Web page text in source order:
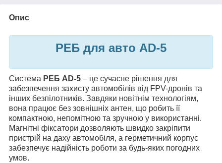
Опис
РЕБ для авто AD-5
Система РЕБ AD-5 – це сучасне рішення для
забезпечення захисту автомобілів від FPV-дронів та
інших безпілотників. Завдяки новітнім технологіям,
вона працює без зовнішніх антен, що робить її
компактною, непомітною та зручною у використанні.
Магнітні фіксатори дозволяють швидко закріпити
пристрій на даху автомобіля, а герметичний корпус
забезпечує надійність роботи за будь-яких погодних
умов.